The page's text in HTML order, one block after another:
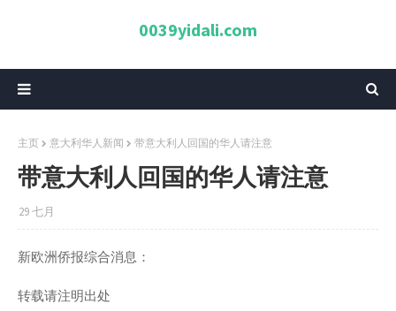
0039yidali.com
主页 意大利华人新闻 带意大利人回国的华人请注意
带意大利人回国的华人请注意
29 七月
新欧洲侨报综合消息：
转载请注明出处